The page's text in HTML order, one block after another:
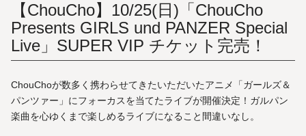
【ChouCho】10/25(日)「ChouCho
Presents GIRLS und PANZER Special
Live」SUPER VIP チケット完売！
ChouChoが数多く携わらせてきたいただいたアニメ「ガールズ＆
パンツァー」にフォーカスを当てたライブが開催決定！ガルパン
楽曲を心ゆくまで楽しめるライブになること間違いなし。